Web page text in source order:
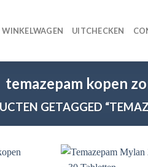
WINKELWAGEN UITCHECKEN
temazepam kopen
GETAGGED